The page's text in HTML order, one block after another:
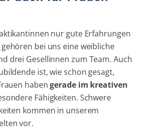
nur gute Erfahrungen
bei uns eine weibliche
drei Gesellinnen zum Team. Auch
ist, wie schon gesagt,
habengerade im kreativen
Fähigkeiten. Schwere
kommen in unserem
vor.